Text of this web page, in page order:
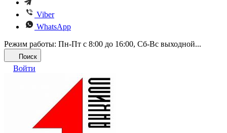
Viber
WhatsApp
Режим работы: Пн-Пт с 8:00 до 16:00, Cб-Вс выходной...
Поиск
Войти